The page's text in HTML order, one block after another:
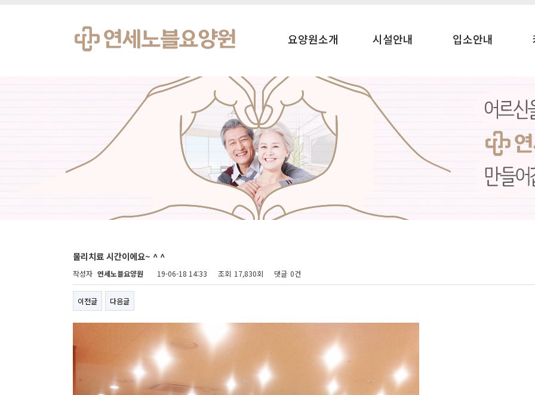
요양원소개 시설안내 입소안내
물리치료 시간이에요~ ^ ^
작성자 연세노블요양원 19-06-18 14:33 조회 17,830회 댓글 0건
이전글 다음글